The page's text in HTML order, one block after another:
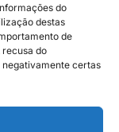
do
destas
de
recusa do
certas